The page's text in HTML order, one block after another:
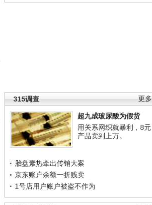
更多
315调查
超九成玻尿酸为假货
用关系网织就暴利，8元
产品卖到上万。
胎盘素热牵出传销大案
京东账户余额一折贱卖
1号店用户账户被盗不作为